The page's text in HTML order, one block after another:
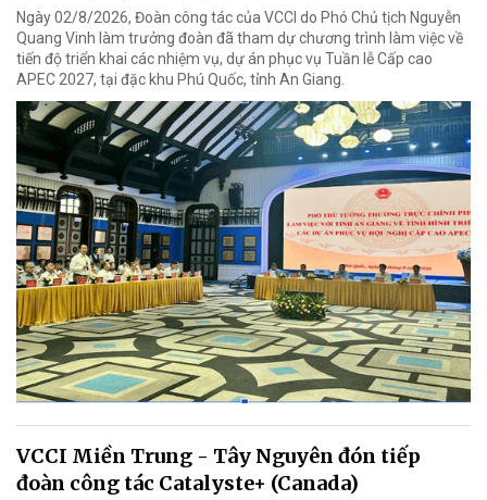
Ngày 02/8/2026, Đoàn công tác của VCCI do Phó Chủ tịch Nguyễn
Quang Vinh làm trưởng đoàn đã tham dự chương trình làm việc về
tiến độ triển khai các nhiệm vụ, dự án phục vụ Tuần lễ Cấp cao
APEC 2027, tại đặc khu Phú Quốc, tỉnh An Giang.
VCCI Miền Trung - Tây Nguyên đón tiếp
đoàn công tác Catalyste+ (Canada)